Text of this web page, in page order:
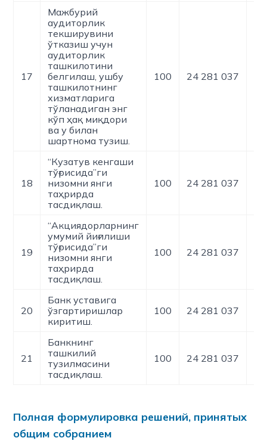
17
Мажбурий
аудиторлик
текширувини
ўтказиш учун
аудиторлик
ташкилотини
белгилаш, ушбу
ташкилотнинг
хизматларига
тўланадиган энг
кўп ҳақ миқдори
ва у билан
шартнома тузиш.
100 24 281 037
18
“Кузатув кенгаши
тўғрисида”ги
низомни янги
таҳрирда
тасдиқлаш.
100 24 281 037
19
“Акциядорларнинг
умумий йиғилиши
тўғрисида”ги
низомни янги
таҳрирда
тасдиқлаш.
100 24 281 037
20
Банк уставига
ўзгартиришлар
киритиш.
100 24 281 037
21
Банкнинг
ташкилий
тузилмасини
тасдиқлаш.
100 24 281 037
Полная формулировка решений, принятых
общим собранием